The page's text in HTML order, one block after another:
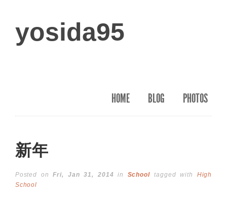
yosida95
HOME BLOG PHOTOS
新年
Posted onFri, Jan 31, 2014 in School tagged with High
School